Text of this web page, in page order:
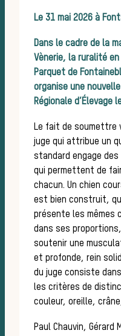
Le 31 mai 2026 à
Dans le cadre de la
Vènerie, la ruralité
Parquet de
organise une
Régionale d’Élevage
Le fait de soumettre
juge qui attribue un
standard engage
qui permettent de
chacun. Un chien
est bien construit,
présente les mêmes
dans ses
soutenir une
et profonde, rein
du juge consiste
les critères de
couleur, oreille,
Paul Chauvin, Gérard